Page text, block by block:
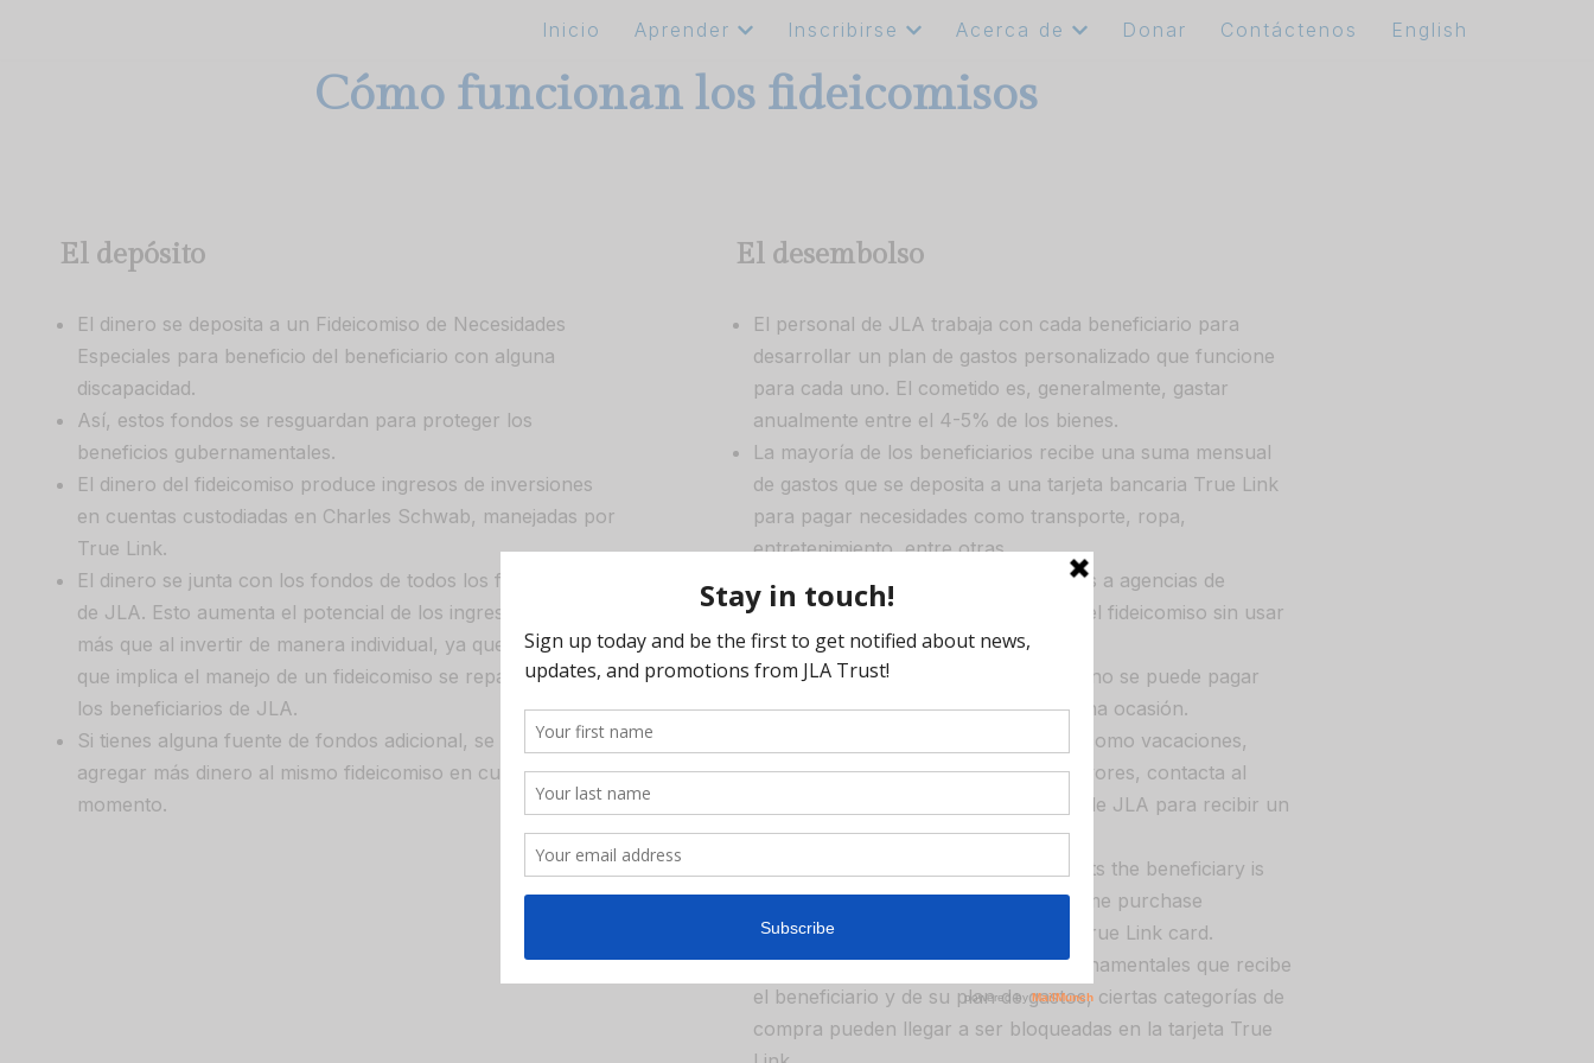
Inicio Aprender Inscribirse Acerca de Donar Contáctenos English
Cómo funcionan los fideicomisos
El depósito
El dinero se deposita a un Fideicomiso de Necesidades
Especiales para beneficio del beneficiario con alguna
discapacidad.
Así, estos fondos se resguardan para proteger los
beneficios gubernamentales.
El dinero del fideicomiso produce ingresos de inversiones
en cuentas custodiadas en Charles Schwab, manejadas por
True Link.
El dinero se junta con los fondos de todos los fideicomisos
de JLA. Esto aumenta el potencial de los ingresos mucho
más que al invertir de manera individual, ya que los gastos
que implica el manejo de un fideicomiso se reparten entre
los beneficiarios de JLA.
Si tienes alguna fuente de fondos adicional, se puede
agregar más dinero al mismo fideicomiso en cualquier
momento.
El desembolso
El personal de JLA trabaja con cada beneficiario para
desarrollar un plan de gastos personalizado que funcione
para cada uno. El cometido es, generalmente, gastar
anualmente entre el 4-5% de los bienes.
La mayoría de los beneficiarios recibe una suma mensual
de gastos que se deposita a una tarjeta bancaria True Link
para pagar necesidades como transporte, ropa,
entretenimiento, entre otras.
Algunos gastos (como rentas o pagos a agencias de
enfermería) se pagan directamente del fideicomiso sin usar
la tarjeta True Link.
Legalmente, el dinero del fideicomiso no se puede pagar
directamente al beneficiario en ninguna ocasión.
Para gastos que no son constantes, como vacaciones,
computadoras, o gastos médicos mayores, contacta al
departamento de atención a clientes de JLA para recibir un
desembolso ajeno al plan de gastos.
Depending on the government benefits the beneficiary is
receiving and their spending plan, some purchase
categories may be blocked on their True Link card.
Dependiendo de los beneficios gubernamentales que recibe
el beneficiario y de su plan de gastos, ciertas categorías de
compra pueden llegar a ser bloqueadas en la tarjeta True